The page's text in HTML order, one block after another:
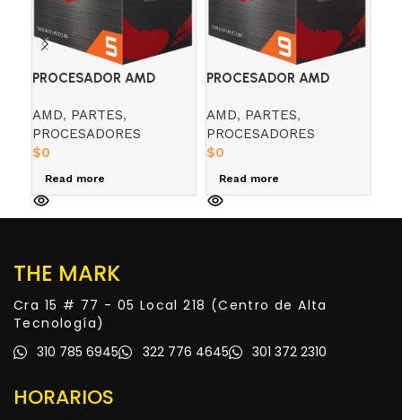
PROCESADOR AMD
RADEON 7
AMD, PARTES,
PROCESADORES
$0
Read more
PROCESADOR AMD
AMD, PARTES,
PROCESADORES
$0
Read more
THE MARK
Cra 15 # 77 - 05 Local 218 (Centro de Alta
Tecnología)
310 785 6945
322 776 4645 301 372 2310
HORARIOS